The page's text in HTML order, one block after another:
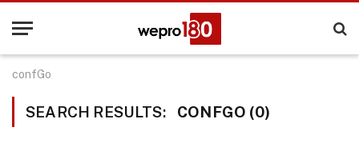
confGo
SEARCH RESULTS: CONFGO (0)